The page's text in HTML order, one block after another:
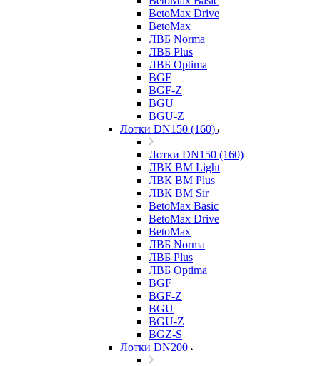
BetoMax Drive
BetoMax
ЛВБ Norma
ЛВБ Plus
ЛВБ Optima
BGF
BGF-Z
BGU
BGU-Z
Лотки DN150 (160)
Лотки DN150 (160)
ЛВК ВМ Light
ЛВК ВМ Plus
ЛВК ВМ Sir
BetoMax Basic
BetoMax Drive
BetoMax
ЛВБ Norma
ЛВБ Plus
ЛВБ Optima
BGF
BGF-Z
BGU
BGU-Z
BGZ-S
Лотки DN200